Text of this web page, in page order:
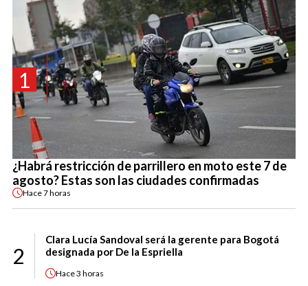
1
¿Habrá restricción de parrillero en moto este 7 de
agosto? Estas son las ciudades confirmadas
Hace7 horas
2
Clara Lucía Sandoval será la gerente para Bogotá
designada por De la Espriella
Hace3 horas